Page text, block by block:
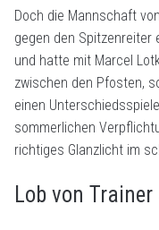
Doch die Mannschaft
gegen den Spitzenreiter
und hatte mit Marcel
zwischen den Pfosten,
einen
sommerlichen
richtiges Glanzlicht im
Lob von